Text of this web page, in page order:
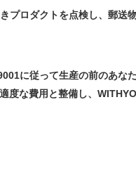
プロダクトを点検し、郵送
に従って生産の前のあな
度な費用と整備し、